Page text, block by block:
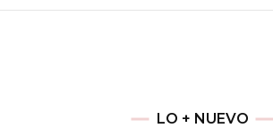
LO + NUEVO